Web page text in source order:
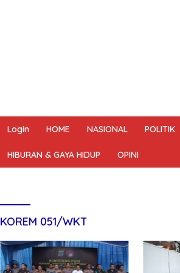
Login HOME NASIONAL POLITIK
HIBURAN & GAYA HIDUP OPINI
KOREM 051/WKT